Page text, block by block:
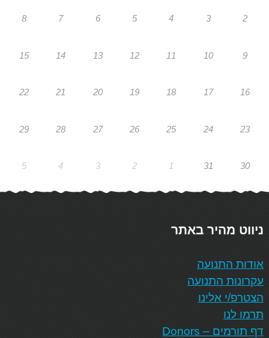
2
3
4
5
6
7
8
9
10
11
12
13
14
15
16
17
18
19
20
21
22
23
24
25
26
27
28
29
30
31
1
2
3
4
5
ניווט מהיר באתר
אודות התנועה
עקרונות התנועה
הצטרפ/י אלינו
תרמו לנו
דף תורמים – Donors